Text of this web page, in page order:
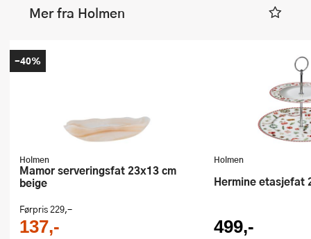
Mer fra Holmen
Holmen
Mamor serveringsfat 23x13 cm
beige
Førpris229,-
137,-
-40%
Holmen
Hermine
499,-